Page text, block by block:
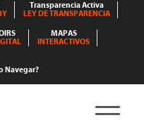
Transparencia Activa
LEY DE TRANSPARENCIA
MAPAS
INTERACTIVOS
Navegar?